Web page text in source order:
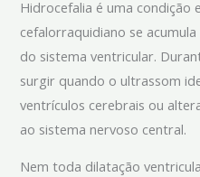
Hidrocefalia é uma condição
cefalorraquidiano se
do sistema ventricular.
surgir quando o ultrassom
ventrículos cerebrais ou
ao sistema nervoso central.
Nem toda dilatação